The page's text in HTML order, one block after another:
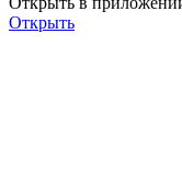
Открыть